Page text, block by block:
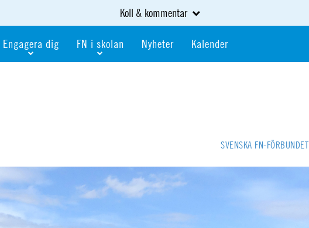
Koll & kommentar
Engagera dig
För dig som är ung
Världskoll i skolan
FN i skolan
Globalis
Nyheter Kalender
SVENSKA FN-FÖRBUNDET